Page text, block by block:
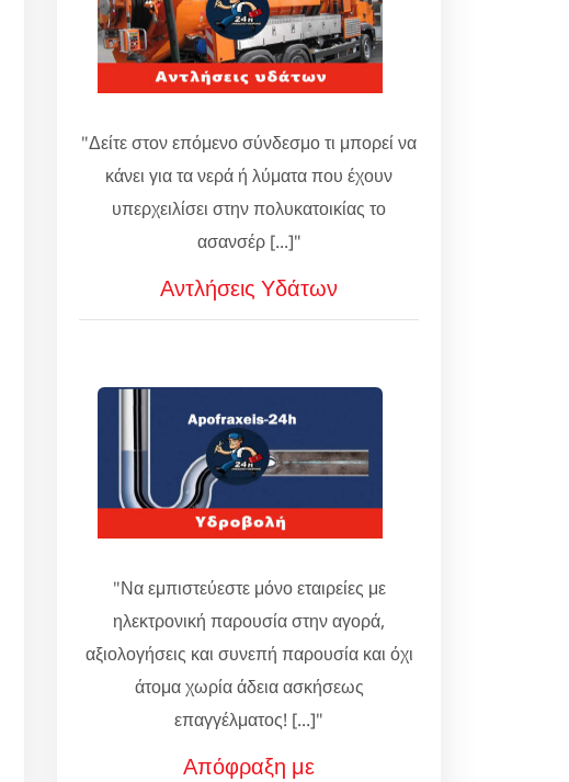
"Δείτε στον επόμενο σύνδεσμο τι μπορεί να
κάνει για τα νερά ή λύματα που έχουν
υπερχειλίσει στην πολυκατοικίας το
ασανσέρ [...]"
Αντλήσεις Υδάτων
"Να εμπιστεύεστε μόνο εταιρείες με
ηλεκτρονική παρουσία στην αγορά,
αξιολογήσεις και συνεπή παρουσία και όχι
άτομα χωρία άδεια ασκήσεως
επαγγέλματος! [...]"
Απόφραξη με